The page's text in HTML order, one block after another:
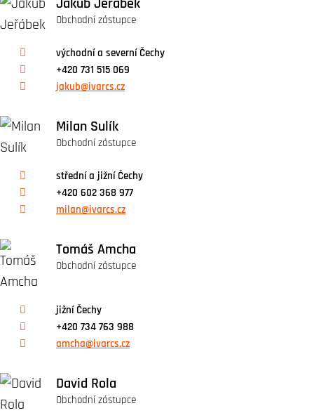
Jakub Jeřábek
Obchodní zástupce
východní a severní Čechy
+420 731 515 069
jakub@ivarcs.cz
Milan Sulík
Obchodní zástupce
střední a jižní Čechy
+420 602 368 977
milan@ivarcs.cz
Tomáš Amcha
Obchodní zástupce
jižní Čechy
+420 734 763 988
amcha@ivarcs.cz
David Rola
Obchodní zástupce